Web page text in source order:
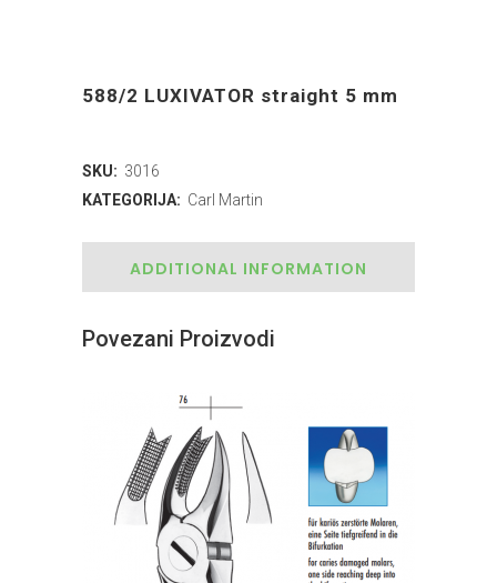
588/2 LUXIVATOR straight 5 mm
SKU: 3016
KATEGORIJA: Carl Martin
ADDITIONAL INFORMATION
Povezani Proizvodi